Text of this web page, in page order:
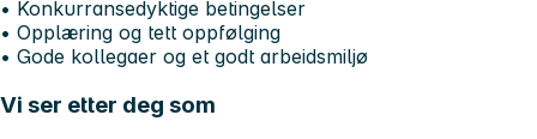
• Konkurransedyktige betingelser
• Opplæring og tett oppfølging
• Gode kollegaer og et godt arbeidsmiljø
Vi ser etter deg som